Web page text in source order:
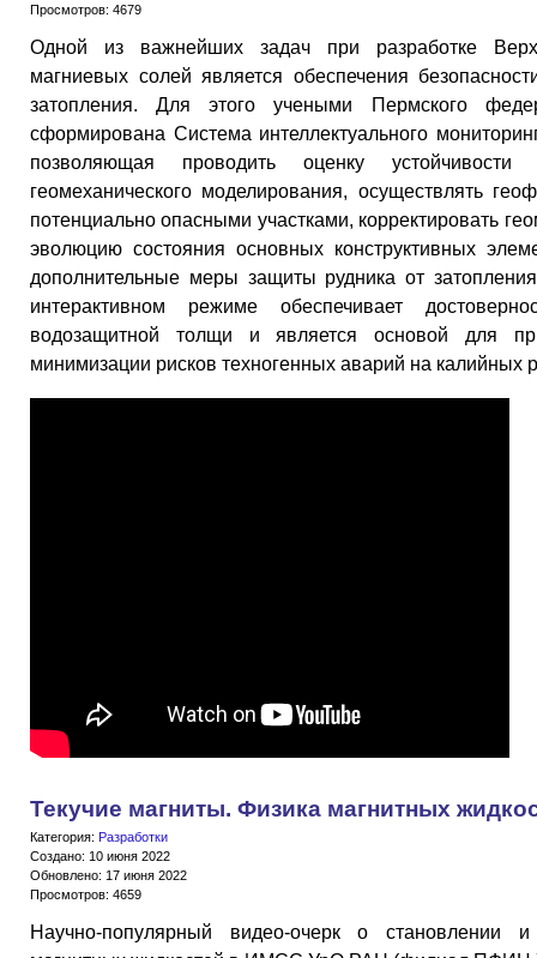
Просмотров: 4679
Одной из важнейших задач при разработке
магниевых солей является обеспечения
затопления. Для этого учеными Пермского
сформирована Система интеллектуального
позволяющая проводить оценку
геомеханического моделирования, осуществлять
потенциально опасными участками, корректировать
эволюцию состояния основных конструктивных
дополнительные меры защиты рудника от
интерактивном режиме обеспечивает
водозащитной толщи и является основой для
минимизации рисков техногенных аварий на калийных
Текучие магниты. Физика магнитных
Категория: Разработки
Создано: 10 июня 2022
Обновлено: 17 июня 2022
Просмотров: 4659
Научно-популярный видео-очерк о становлении